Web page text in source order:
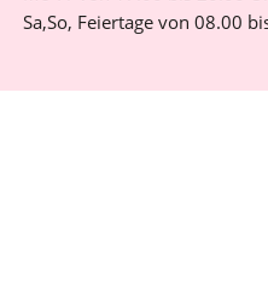
Sa,So, Feiertage von 08.00